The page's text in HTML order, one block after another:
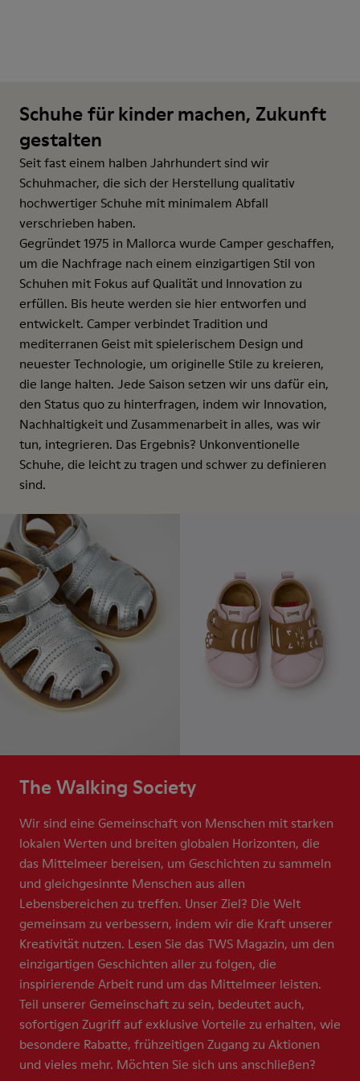
Schuhe für kinder machen, Zukunft
gestalten
Seit fast einem halben Jahrhundert sind wir
Schuhmacher, die sich der Herstellung qualitativ
hochwertiger Schuhe mit minimalem Abfall
verschrieben haben.
Gegründet 1975 in Mallorca wurde Camper geschaffen,
um die Nachfrage nach einem einzigartigen Stil von
Schuhen mit Fokus auf Qualität und Innovation zu
erfüllen. Bis heute werden sie hier entworfen und
entwickelt. Camper verbindet Tradition und
mediterranen Geist mit spielerischem Design und
neuester Technologie, um originelle Stile zu kreieren,
die lange halten. Jede Saison setzen wir uns dafür ein,
den Status quo zu hinterfragen, indem wir Innovation,
Nachhaltigkeit und Zusammenarbeit in alles, was wir
tun, integrieren. Das Ergebnis? Unkonventionelle
Schuhe, die leicht zu tragen und schwer zu definieren
sind.
The Walking Society
Wir sind eine Gemeinschaft von Menschen mit starken
lokalen Werten und breiten globalen Horizonten, die
das Mittelmeer bereisen, um Geschichten zu sammeln
und gleichgesinnte Menschen aus allen
Lebensbereichen zu treffen. Unser Ziel? Die Welt
gemeinsam zu verbessern, indem wir die Kraft unserer
Kreativität nutzen. Lesen Sie das TWS Magazin, um den
einzigartigen Geschichten aller zu folgen, die
inspirierende Arbeit rund um das Mittelmeer leisten.
Teil unserer Gemeinschaft zu sein, bedeutet auch,
sofortigen Zugriff auf exklusive Vorteile zu erhalten, wie
besondere Rabatte, frühzeitigen Zugang zu Aktionen
und vieles mehr. Möchten Sie sich uns anschließen?